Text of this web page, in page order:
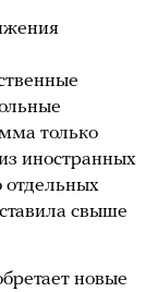
только
иностранных
отдельных
свыше
новые